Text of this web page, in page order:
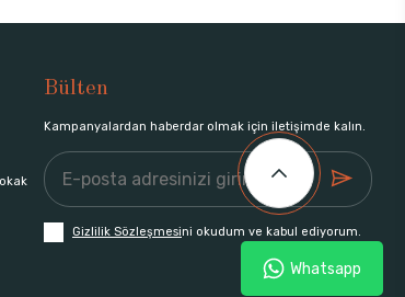
Bülten
Kampanyalardan haberdar olmak için iletişimde kalın.
Gizlilik Sözleşmesini okudum ve kabul ediyorum.
Whatsapp